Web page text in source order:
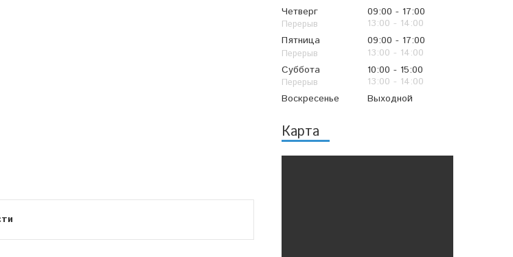
Четверг
09:00
17:00
13:00
14:00
Пятница
09:00
17:00
13:00
14:00
Суббота
10:00
15:00
13:00
14:00
Воскресенье
Выходной
Карта